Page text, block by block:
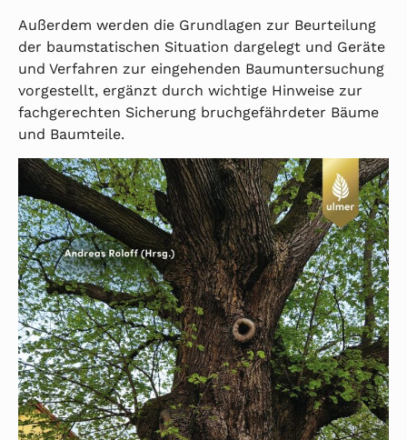
Außerdem werden die Grundlagen zur Beurteilung
der baumstatischen Situation dargelegt und Geräte
und Verfahren zur eingehenden Baumuntersuchung
vorgestellt, ergänzt durch wichtige Hinweise zur
fachgerechten Sicherung bruchgefährdeter Bäume
und Baumteile.